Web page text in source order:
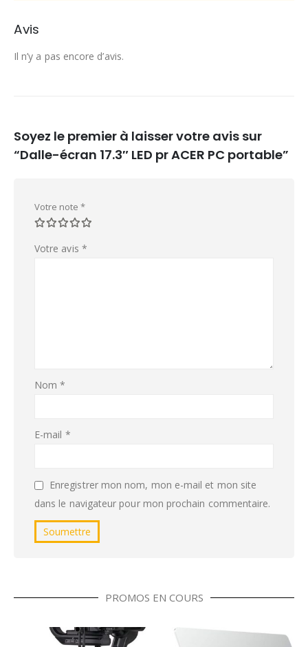
Avis
Il n’y a pas encore d’avis.
Soyez le premier à laisser votre avis sur
“Dalle-écran 17.3″ LED pr ACER PC portable”
Votre note *
Votre avis *
Nom*
E-mail *
Enregistrer mon nom, mon e-mail et mon site
dans le navigateur pour mon prochain commentaire.
PROMOS EN COURS